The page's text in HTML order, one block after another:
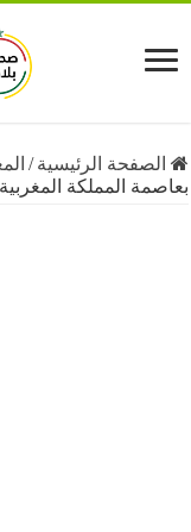
الرئيسية /المغرب/
المملكة المغربية